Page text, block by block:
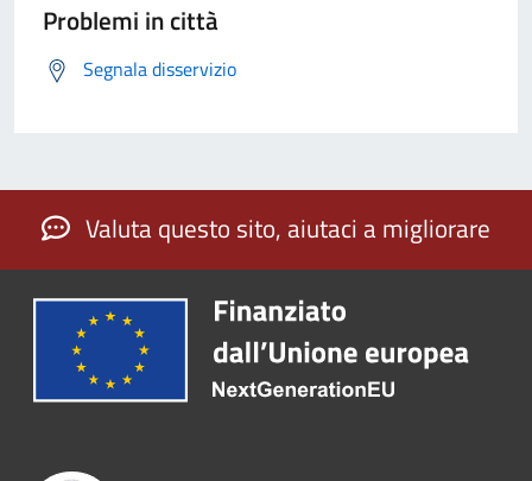
Problemi in città
Segnala disservizio
Valuta questo sito, aiutaci a migliorare